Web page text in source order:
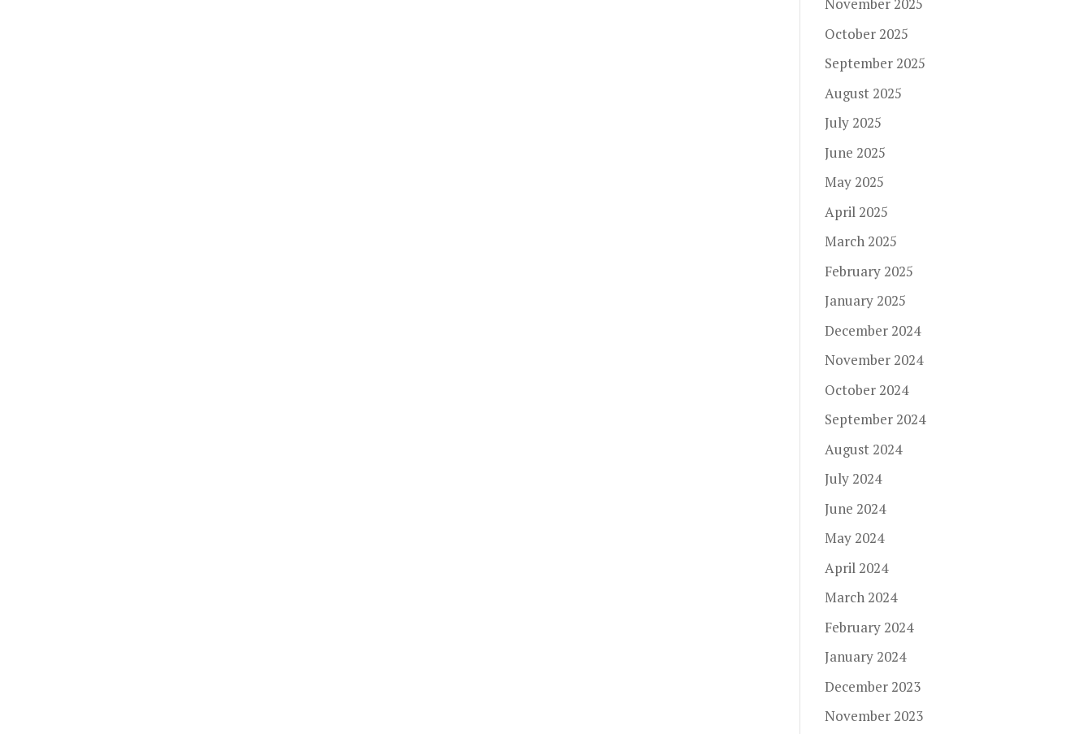
October 2025
September 2025
August 2025
July 2025
June 2025
May 2025
April 2025
March 2025
February 2025
January 2025
December 2024
November 2024
October 2024
September 2024
August 2024
July 2024
June 2024
May 2024
April 2024
March 2024
February 2024
January 2024
December 2023
November 2023